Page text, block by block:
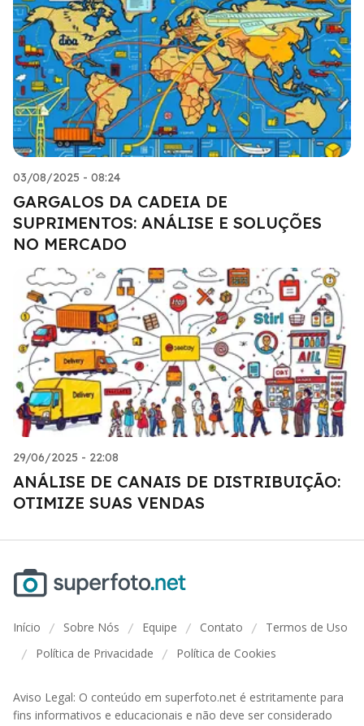
03/08/2025 - 08:24
GARGALOS DA CADEIA DE
SUPRIMENTOS: ANÁLISE E SOLUÇÕES
NO MERCADO
29/06/2025 - 22:08
ANÁLISE DE CANAIS DE DISTRIBUIÇÃO:
OTIMIZE SUAS VENDAS
Início / Sobre Nós / Equipe / Contato / Termos de Uso
/ Política de Privacidade / Política de Cookies
Aviso Legal: O conteúdo em superfoto.net é estritamente para
fins informativos e educacionais e não deve ser considerado